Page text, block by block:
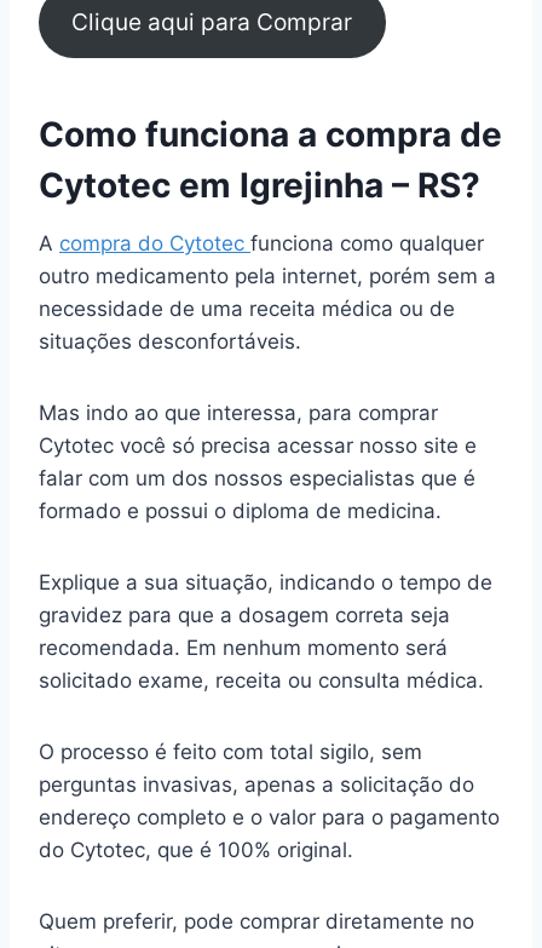
Clique aqui para Comprar
Como funciona a compra de
Cytotec em Igrejinha – RS?
A compra do Cytotec funciona como qualquer
outro medicamento pela internet, porém sem a
necessidade de uma receita médica ou de
situações desconfortáveis.
Mas indo ao que interessa, para comprar
Cytotec você só precisa acessar nosso site e
falar com um dos nossos especialistas que é
formado e possui o diploma de medicina.
Explique a sua situação, indicando o tempo de
gravidez para que a dosagem correta seja
recomendada. Em nenhum momento será
solicitado exame, receita ou consulta médica.
O processo é feito com total sigilo, sem
perguntas invasivas, apenas a solicitação do
endereço completo e o valor para o pagamento
do Cytotec, que é 100% original.
Quem preferir, pode comprar diretamente no